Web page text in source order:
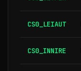
CS0_LEIAUT
CS0_INNIRE